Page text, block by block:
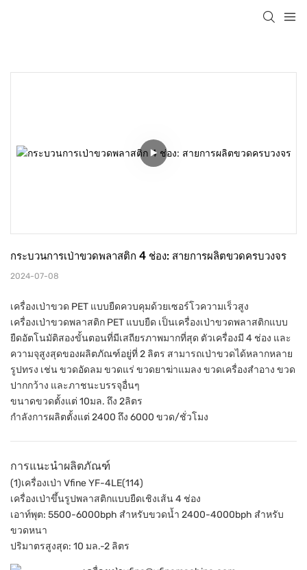
กระบวนการเป่าขวดพลาสติก 4 ช่อง: สายการผลิตขวดครบวงจร
2024-07-08
เครื่องเป่าขวด PET แบบยืดควบคุมด้วยเซอร์โวความเร็วสูง
เครื่องเป่าขวดพลาสติก PET แบบยืด เป็นเครื่องเป่าขวดพลาสติกแบบ
ยืดอัตโนมัติสองขั้นตอนที่มีเสถียรภาพมากที่สุด ตัวเครื่องมี 4 ช่อง และ
ความจุสูงสุดของผลิตภัณฑ์อยู่ที่ 2 ลิตร สามารถเป่าขวดได้หลากหลาย
รูปทรง เช่น ขวดอัดลม ขวดแร่ ขวดยาฆ่าแมลง ขวดเครื่องสำอาง ขวด
ปากกว้าง และภาชนะบรรจุอื่นๆ
ขนาดขวดตั้งแต่ 10มล. ถึง 2ลิตร
กำลังการผลิตตั้งแต่ 2400 ถึง 6000 ขวด/ชั่วโมง
การแนะนำผลิตภัณฑ์
(1)เครื่องเป่า Vfine YF-4LE(114)
เครื่องเป่าขึ้นรูปพลาสติกแบบยืดเชิงเส้น 4 ช่อง
เอาท์พุต: 5500-6000bph สำหรับขวดน้ำ 2400-4000bph สำหรับ
ขวดหนา
ปริมาตรสูงสุด: 10 มล.-2 ลิตร